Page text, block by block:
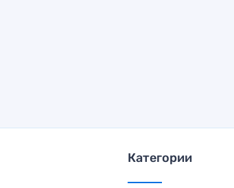
Категории